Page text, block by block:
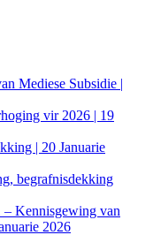
Mediese Subsidie |
vir 2026 | 19
| 20 Januarie
begrafnisdekking
– Kennisgewing van
2026